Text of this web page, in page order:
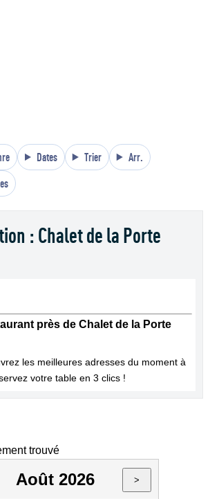
Dates Trier Arr.
: Chalet de la Porte
près de Chalet de la Porte
les meilleures adresses du moment à
votre table en 3 clics !
trouvé
Août 2026 >